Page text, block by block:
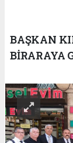
BAŞKAN
BİRARAYA